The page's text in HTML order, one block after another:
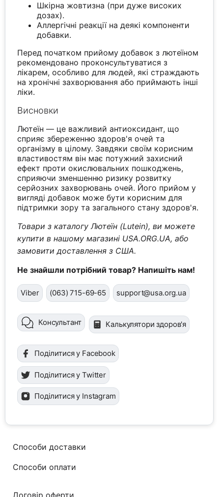
Шкірна жовтизна (при дуже високих
дозах).
Аллергічні реакції на деякі компоненти
добавки.
Перед початком прийому добавок з лютеїном
рекомендовано проконсультуватися з
лікарем, особливо для людей, які страждають
на хронічні захворювання або приймають інші
ліки.
Висновки
Лютеїн — це важливий антиоксидант, що
сприяє збереженню здоров'я очей та
організму в цілому. Завдяки своїм корисним
властивостям він має потужний захисний
ефект проти окислювальних пошкоджень,
сприяючи зменшенню ризику розвитку
серйозних захворювань очей. Його прийом у
вигляді добавок може бути корисним для
підтримки зору та загального стану здоров'я.
Товари з каталогу Лютеїн (Lutein), ви можете
купити в нашому магазині USA.ORG.UA, або
замовити доставлення з США.
Не знайшли потрібний товар? Напишіть нам!
Viber (063) 715-69-65 support@usa.org.ua
Консультант Калькулятори здоров'я
Поділитися у Facebook
Поділитися у Twitter
Поділитися у Instagram
Способи доставки
Способи оплати